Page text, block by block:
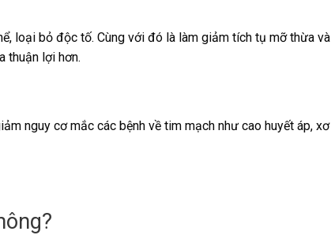
loại bỏ độc tố. Cùng với đó là làm giảm tích tụ mỡ thừa và
thuận lợi hơn.
nguy cơ mắc các bệnh về tim mạch như cao huyết áp, xơ